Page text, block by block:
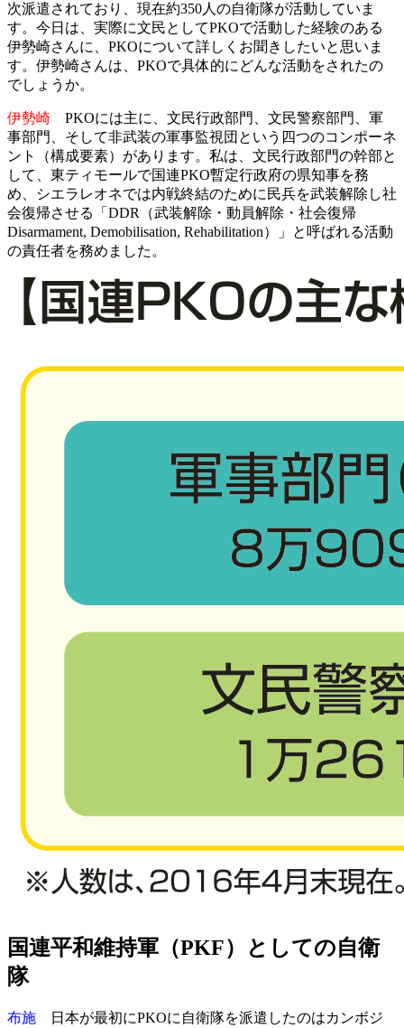
次派遣されており、現在約350人の自衛隊が活動していま
す。今日は、実際に文民としてPKOで活動した経験のある
伊勢崎さんに、PKOについて詳しくお聞きしたいと思いま
す。伊勢崎さんは、PKOで具体的にどんな活動をされたの
でしょうか。
伊勢崎 PKOには主に、文民行政部門、文民警察部門、軍
事部門、そして非武装の軍事監視団という四つのコンポーネ
ント（構成要素）があります。私は、文民行政部門の幹部と
して、東ティモールで国連PKO暫定行政府の県知事を務
め、シエラレオネでは内戦終結のために民兵を武装解除し社
会復帰させる「DDR（武装解除・動員解除・社会復帰
Disarmament, Demobilisation, Rehabilitation）」と呼ばれる活動
の責任者を務めました。
国連平和維持軍（PKF）としての自衛
隊
布施 日本が最初にPKOに自衛隊を派遣したのはカンボジ